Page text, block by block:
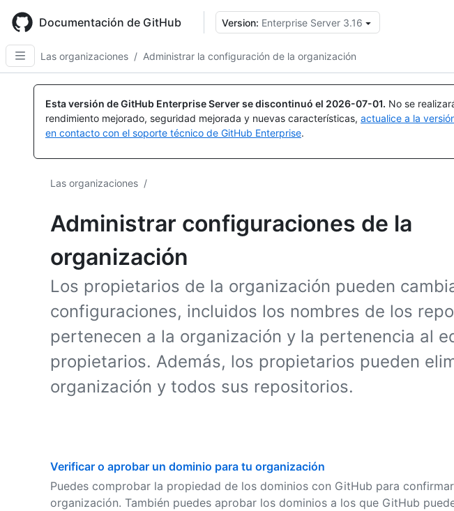
main
content
Documentación de GitHub Version: Enterprise Server 3.16
Las organizaciones / Administrar la configuración de la organización
Esta versión de GitHub Enterprise Server se discontinuó el 2026-07-01. No se
rendimiento mejorado, seguridad mejorada y nuevas características, actualice a la
en contacto con el soporte técnico de GitHub Enterprise.
Las organizaciones /
Administrar configuraciones de la
organización
Los propietarios de la organización pueden
configuraciones, incluidos los nombres de los
pertenecen a la organización y la pertenencia al
propietarios. Además, los propietarios pueden
organización y todos sus repositorios.
Verificar o aprobar un dominio para tu organización
Puedes comprobar la propiedad de los dominios con GitHub para
organización. También puedes aprobar los dominios a los que GitHub